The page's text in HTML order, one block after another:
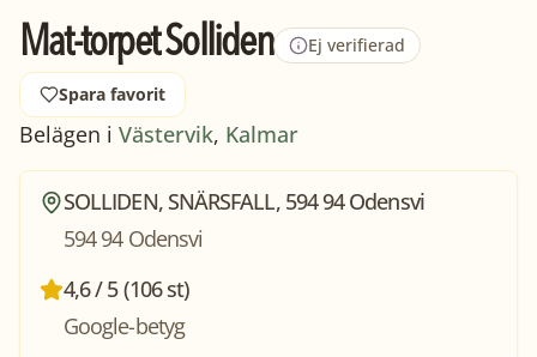
Mat-torpet Solliden Ej verifierad
Spara favorit
Belägen i Västervik, Kalmar
SOLLIDEN, SNÄRSFALL, 594 94 Odensvi
594 94 Odensvi
4,6 / 5 (106 st)
Google-betyg